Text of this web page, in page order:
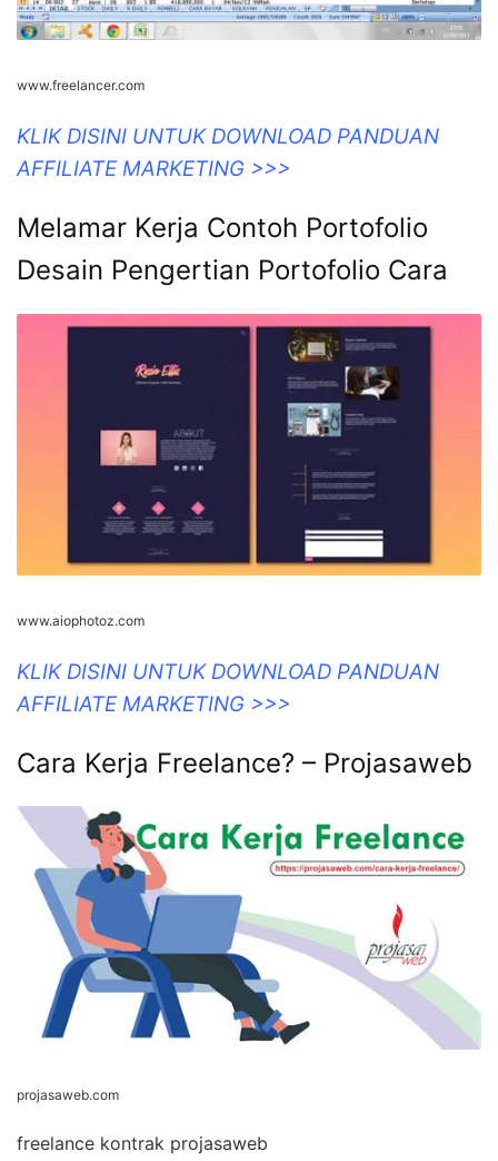
www.freelancer.com
KLIK DISINI UNTUK DOWNLOAD PANDUAN
AFFILIATE MARKETING >>>
Melamar Kerja Contoh Portofolio
Desain Pengertian Portofolio Cara
www.aiophotoz.com
KLIK DISINI UNTUK DOWNLOAD PANDUAN
AFFILIATE MARKETING >>>
Cara Kerja Freelance? – Projasaweb
projasaweb.com
freelance kontrak projasaweb